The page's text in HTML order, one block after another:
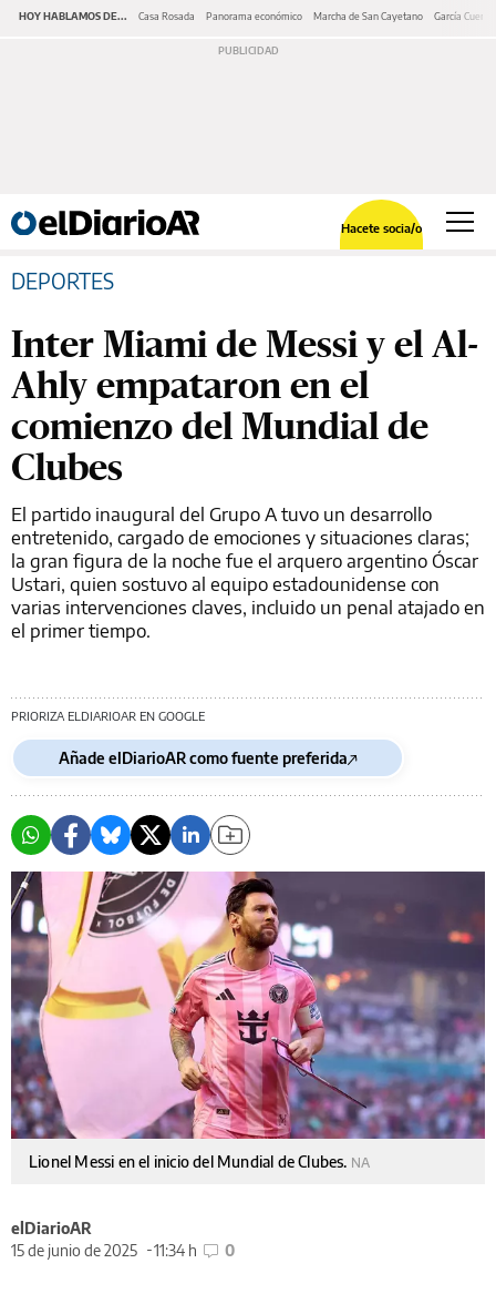
HOY HABLAMOS DE... Casa Rosada Panorama económico Marcha de San Cayetano García Cuerva
Hacete socia/o
DEPORTES
Inter Miami de Messi y el Al-
Ahly empataron en el
comienzo del Mundial de
Clubes
El partido inaugural del Grupo A tuvo un desarrollo
entretenido, cargado de emociones y situaciones claras;
la gran figura de la noche fue el arquero argentino Óscar
Ustari, quien sostuvo al equipo estadounidense con
varias intervenciones claves, incluido un penal atajado en
el primer tiempo.
PRIORIZA ELDIARIOAR EN GOOGLE
Añade elDiarioAR como fuente preferida
Lionel Messi en el inicio del Mundial de Clubes. NA
elDiarioAR
15 de junio de 2025
11:34 h 0